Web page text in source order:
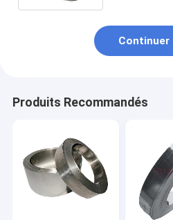
Continuer
Produits Recommandés